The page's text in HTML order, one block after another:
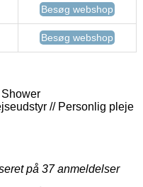
Besøg webshop
Besøg webshop
// Personlig pleje
på 37 anmeldelser